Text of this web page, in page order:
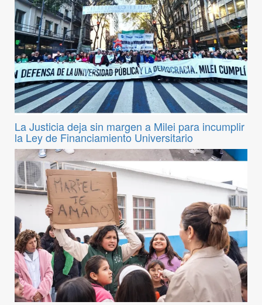
La Justicia deja sin margen a Milei para incumplir
la Ley de Financiamiento Universitario